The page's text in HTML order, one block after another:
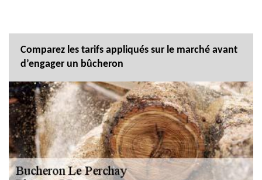
Comparez les tarifs appliqués sur le marché avant
d’engager un bûcheron